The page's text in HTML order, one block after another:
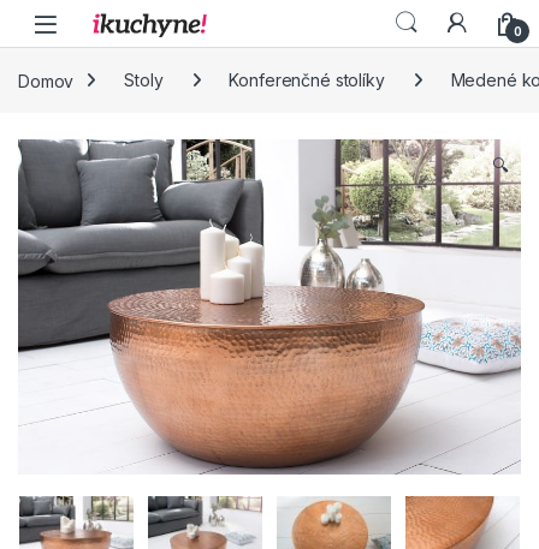
Skip to navigation
Skip to content
0
Domov Stoly Konferenčné stolíky Medené
🔍